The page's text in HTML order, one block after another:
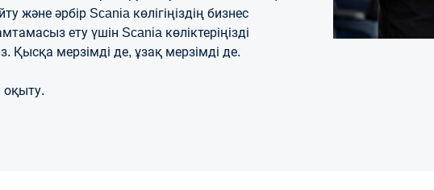
және әрбір Scania көлігіңіздің бизнес
ету үшін Scania көліктеріңізді
мерзімді де, ұзақ мерзімді де.
оқыту.